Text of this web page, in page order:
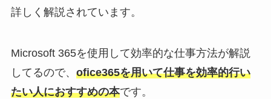
詳しく解説されています。
Microsoft 365を使用して効率的な仕事方法が解説
してるので、 ofice365を用いて仕事を効率的行い
たい人におすすめの本です。